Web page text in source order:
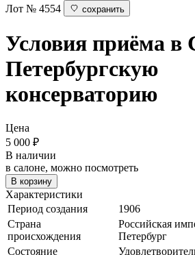
Лот № 4554
сохранить
Условия приёма в
Петербургскую
консерваторию
Цена
5 000 ₽
В наличии
в салоне, можно посмотреть
В корзину
Характеристики
Период создания
1906
Страна
происхождения
Российская
Петербург
Состояние